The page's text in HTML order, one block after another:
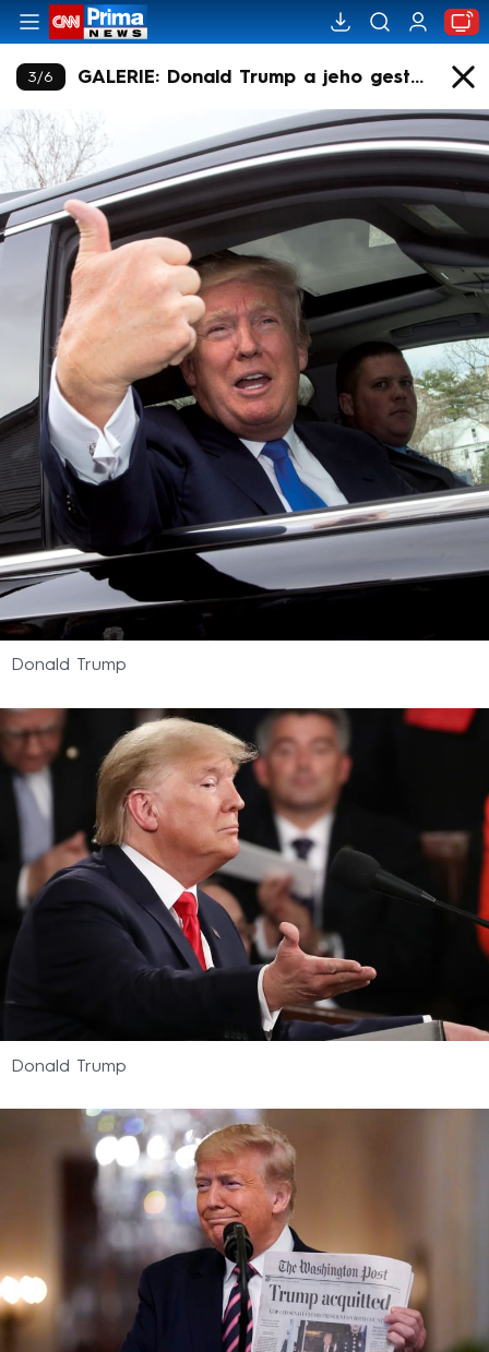
3/6
GALERIE: Donald Trump a jeho gesta
Donald Trump
Donald Trump